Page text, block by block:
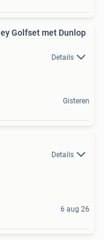
Golfset met Dunlop
Details
Gisteren
Details
6 aug 26